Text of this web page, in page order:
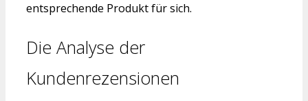
entsprechende Produkt für sich.
Die Analyse der
Kundenrezensionen